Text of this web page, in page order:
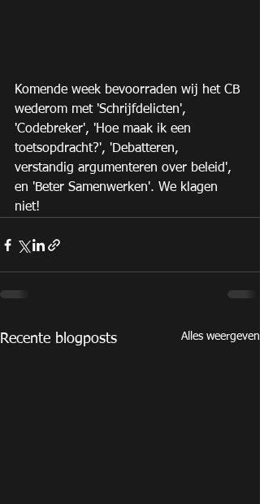
Komende week bevoorraden wij het CB
wederom met 'Schrijfdelicten',
'Codebreker', 'Hoe maak ik een
toetsopdracht?', 'Debatteren,
verstandig argumenteren over beleid',
en 'Beter Samenwerken'. We klagen
niet!
Recente blogposts Alles weergeven